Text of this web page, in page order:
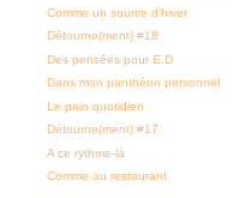
Comme un sourire d'hiver
Détourne(ment) #18
Des pensées pour E.D
Dans mon panthéon personnel
Le pain quotidien
Détourne(ment) #17
A ce rythme-là
Comme au restaurant